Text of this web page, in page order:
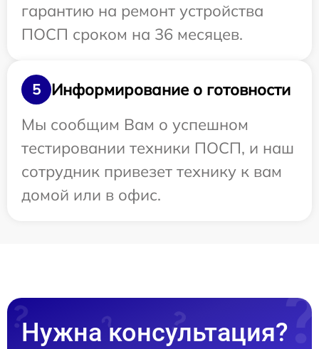
гарантию на ремонт устройства
ПОСП сроком на 36 месяцев.
5
Информирование о готовности
Мы сообщим Вам о успешном
тестировании техники ПОСП, и наш
сотрудник привезет технику к вам
домой или в офис.
Нужна консультация?